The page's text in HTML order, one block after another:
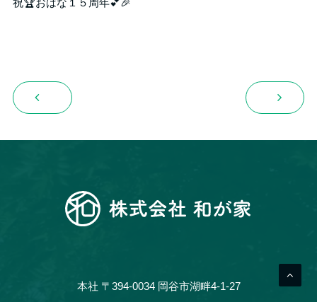
本社 〒394-0034 岡谷市湖畔4-1-27